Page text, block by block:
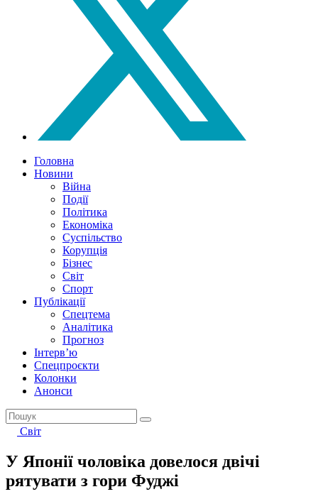
Головна
Новини
Війна
Події
Політика
Економіка
Суспільство
Корупція
Бізнес
Світ
Спорт
Публікації
Спецтема
Аналітика
Прогноз
Інтерв’ю
Спецпроєкти
Колонки
Анонси
Світ
У Японії чоловіка довелося двічі
рятувати з гори Фуджі